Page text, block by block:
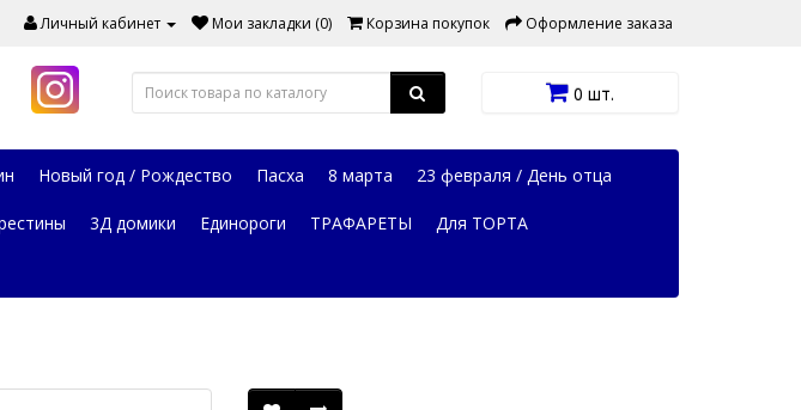
Личный кабинет Мои закладки (0) Корзина покупок Оформление заказа
0 шт.
Новый год / Рождество Пасха 8 марта 23 февраля / День отца
3Д домики Единороги ТРАФАРЕТЫ Для ТОРТА